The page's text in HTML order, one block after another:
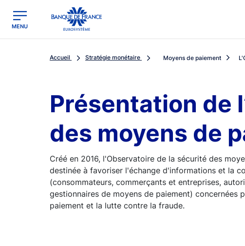
Banque de France - Menu Principal
MENU
Accueil Stratégie monétaire Moyens de paiement
Présentation de
des moyens de
Créé en 2016, l'Observatoire de la sécurité des
destinée à favoriser l'échange d'informations et la
(consommateurs, commerçants et entreprises,
gestionnaires de moyens de paiement) concernées
paiement et la lutte contre la fraude.